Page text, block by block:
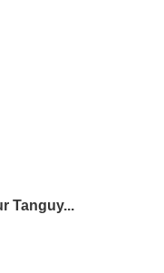
Tanguy...